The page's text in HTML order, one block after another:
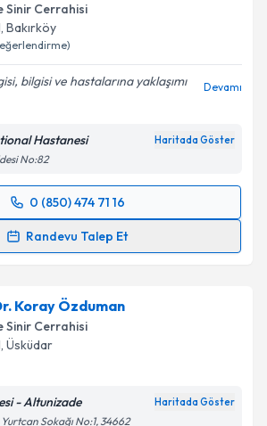
Sinir Cerrahisi
, Bakırköy
bilgisi ve hastalarına yaklaşımı
Devamı
Hastanesi Haritada Göster
No:82
0 (850) 474 71 16
Randevu Talep Et
Talebi
e-posta ile bilgilendireceğiz.
Koray Özduman
Sinir Cerrahisi
, Üsküdar
- Altunizade Haritada Göster
Sokağı No:1, 34662